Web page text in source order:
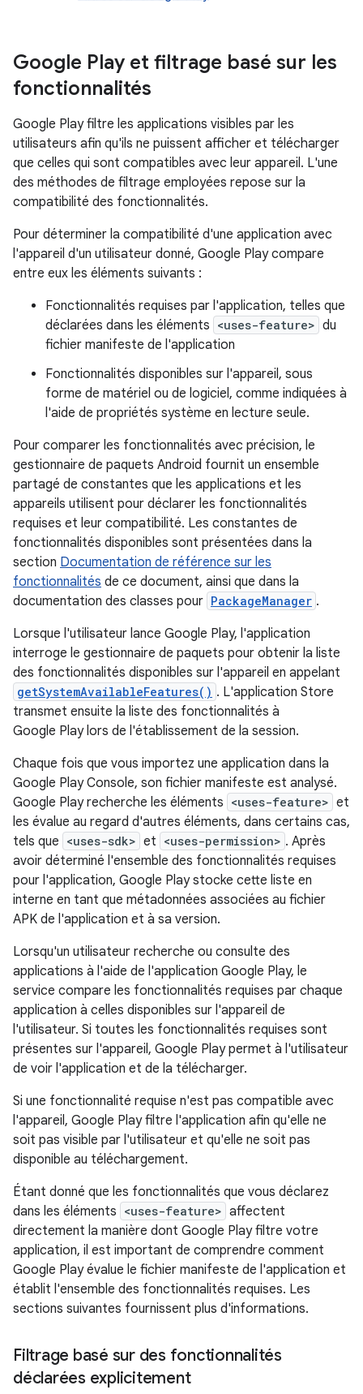
Google Play et filtrage basé sur les
fonctionnalités
Google Play filtre les applications visibles par les
utilisateurs afin qu'ils ne puissent afficher et télécharger
que celles qui sont compatibles avec leur appareil. L'une
des méthodes de filtrage employées repose sur la
compatibilité des fonctionnalités.
Pour déterminer la compatibilité d'une application avec
l'appareil d'un utilisateur donné, Google Play compare
entre eux les éléments suivants :
Fonctionnalités requises par l'application, telles que
déclarées dans les éléments <uses-feature> du
fichier manifeste de l'application
Fonctionnalités disponibles sur l'appareil, sous
forme de matériel ou de logiciel, comme indiquées à
l'aide de propriétés système en lecture seule.
Pour comparer les fonctionnalités avec précision, le
gestionnaire de paquets Android fournit un ensemble
partagé de constantes que les applications et les
appareils utilisent pour déclarer les fonctionnalités
requises et leur compatibilité. Les constantes de
fonctionnalités disponibles sont présentées dans la
section Documentation de référence sur les
fonctionnalités de ce document, ainsi que dans la
documentation des classes pour PackageManager .
Lorsque l'utilisateur lance Google Play, l'application
interroge le gestionnaire de paquets pour obtenir la liste
des fonctionnalités disponibles sur l'appareil en appelant
getSystemAvailableFeatures() . L'application Store
transmet ensuite la liste des fonctionnalités à
Google Play lors de l'établissement de la session.
Chaque fois que vous importez une application dans la
Google Play Console, son fichier manifeste est analysé.
Google Play recherche les éléments <uses-feature> et
les évalue au regard d'autres éléments, dans certains cas,
tels que <uses-sdk> et <uses-permission> . Après
avoir déterminé l'ensemble des fonctionnalités requises
pour l'application, Google Play stocke cette liste en
interne en tant que métadonnées associées au fichier
APK de l'application et à sa version.
Lorsqu'un utilisateur recherche ou consulte des
applications à l'aide de l'application Google Play, le
service compare les fonctionnalités requises par chaque
application à celles disponibles sur l'appareil de
l'utilisateur. Si toutes les fonctionnalités requises sont
présentes sur l'appareil, Google Play permet à l'utilisateur
de voir l'application et de la télécharger.
Si une fonctionnalité requise n'est pas compatible avec
l'appareil, Google Play filtre l'application afin qu'elle ne
soit pas visible par l'utilisateur et qu'elle ne soit pas
disponible au téléchargement.
Étant donné que les fonctionnalités que vous déclarez
dans les éléments <uses-feature> affectent
directement la manière dont Google Play filtre votre
application, il est important de comprendre comment
Google Play évalue le fichier manifeste de l'application et
établit l'ensemble des fonctionnalités requises. Les
sections suivantes fournissent plus d'informations.
Filtrage basé sur des fonctionnalités
déclarées explicitement